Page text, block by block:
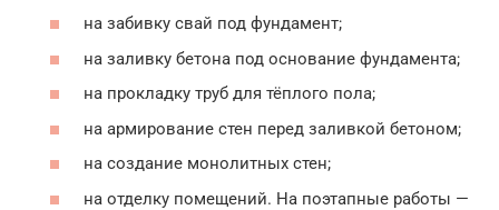
на забивку свай под фундамент;
на заливку бетона под основание фундамента;
на прокладку труб для тёплого пола;
на армирование стен перед заливкой бетоном;
на создание монолитных стен;
на отделку помещений. На поэтапные работы —